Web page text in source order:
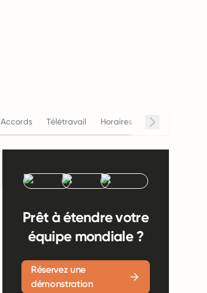
Accords Télétravail Horaires de travail
Prêt à étendre votre
équipe mondiale ?
Réservez une
démonstration